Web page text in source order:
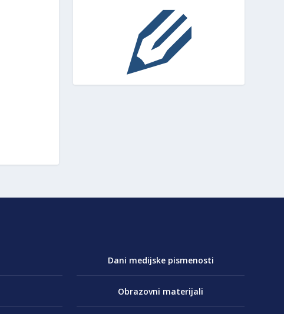
Dani medijske pismenosti
Obrazovni materijali